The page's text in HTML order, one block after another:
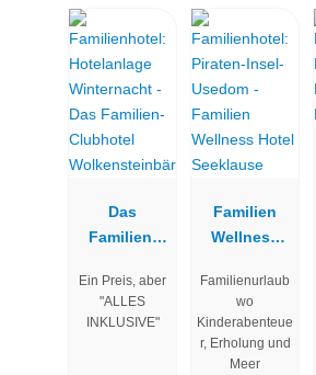
Das
Familien-
Wolkenstein
bär
Ein Preis, aber
"ALLES
INKLUSIVE"
Familien
Wellness
Seeklause
Familienurlaub
wo
Kinderabenteue
r, Erholung und
Meer